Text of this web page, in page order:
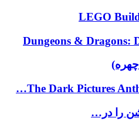
را در…